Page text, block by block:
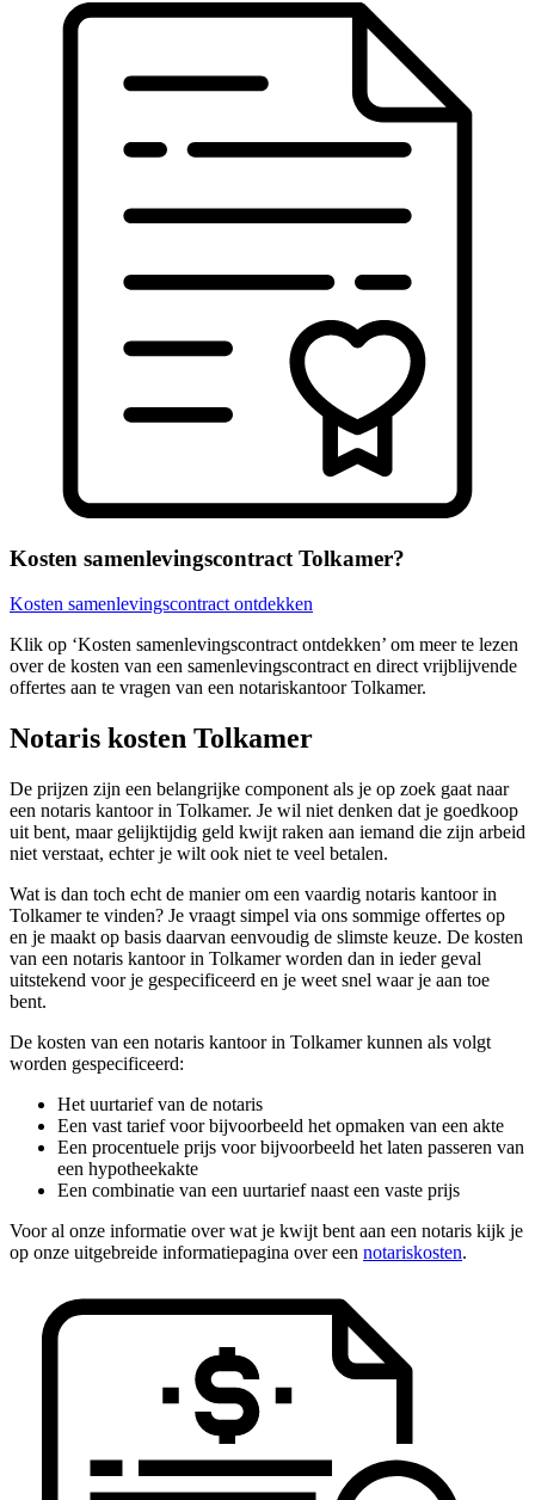
Kosten samenlevingscontract Tolkamer?
Kosten samenlevingscontract ontdekken
Klik op ‘Kosten samenlevingscontract ontdekken’ om meer te lezen
over de kosten van een samenlevingscontract en direct vrijblijvende
offertes aan te vragen van een notariskantoor Tolkamer.
Notaris kosten Tolkamer
De prijzen zijn een belangrijke component als je op zoek gaat naar
een notaris kantoor in Tolkamer. Je wil niet denken dat je goedkoop
uit bent, maar gelijktijdig geld kwijt raken aan iemand die zijn arbeid
niet verstaat, echter je wilt ook niet te veel betalen.
Wat is dan toch echt de manier om een vaardig notaris kantoor in
Tolkamer te vinden? Je vraagt simpel via ons sommige offertes op
en je maakt op basis daarvan eenvoudig de slimste keuze. De kosten
van een notaris kantoor in Tolkamer worden dan in ieder geval
uitstekend voor je gespecificeerd en je weet snel waar je aan toe
bent.
De kosten van een notaris kantoor in Tolkamer kunnen als volgt
worden gespecificeerd:
Het uurtarief van de notaris
Een vast tarief voor bijvoorbeeld het opmaken van een akte
Een procentuele prijs voor bijvoorbeeld het laten passeren van
een hypotheekakte
Een combinatie van een uurtarief naast een vaste prijs
Voor al onze informatie over wat je kwijt bent aan een notaris kijk je
op onze uitgebreide informatiepagina over een notariskosten.